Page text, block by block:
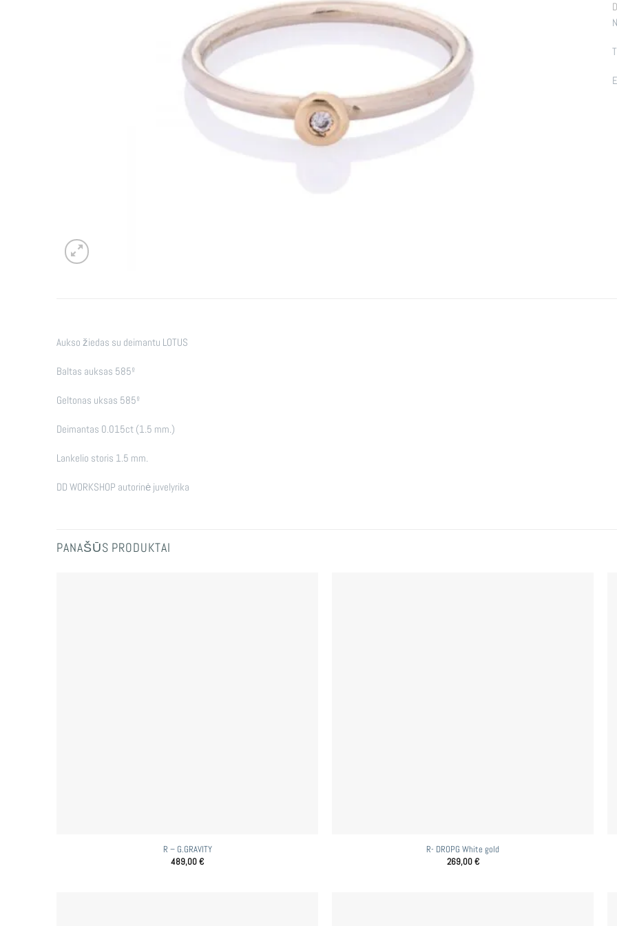
Aukso žiedas su deimantu LOTUS
Baltas auksas 585º
Geltonas uksas 585º
Deimantas 0.015ct (1.5 mm.)
Lankelio storis 1.5 mm.
DD WORKSHOP autorinė juvelyrika
PANAŠŪS PRODUKTAI
R – G.GRAVITY
489,00€
R- DROPG White gold
269,00€